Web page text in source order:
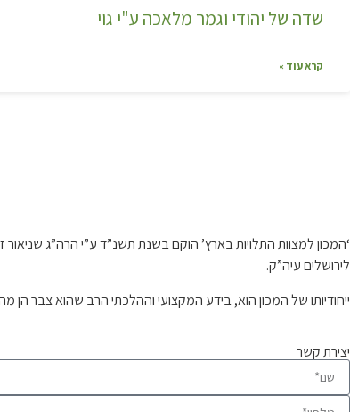
שדה של יהודי וגמר מלאכה ע"י גוי
קרא עוד »
‘המכון למצוות התלויות בארץ’ הוקם בשנת תשנ”ד ע”י הרה”ג
לירושלים עיה”ק.
ייחודיותו של המכון הוא, בידע המקצועי וההלכתי הרב שהוא צבר
יצירת קשר